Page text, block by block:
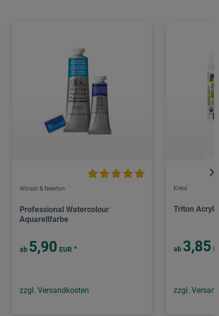
Winsor & Newton
Professional Watercolour
Aquarellfarbe
ab 5,90 EUR *
zzgl. Versandkosten
Kreul
Triton
ab 3,85
zzgl.